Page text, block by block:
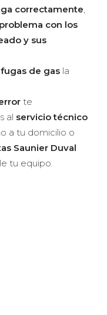
correctamente,
problema con los
y sus
fugas de gas la
te
al servicio técnico
a tu domicilio o
Saunier Duval
tu equipo.